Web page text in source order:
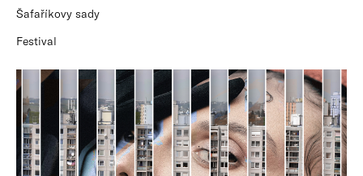
Šafaříkovy sady
Festival